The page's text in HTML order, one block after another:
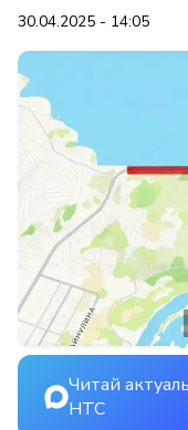
30.04.2025 - 14:05
Читай
НТС